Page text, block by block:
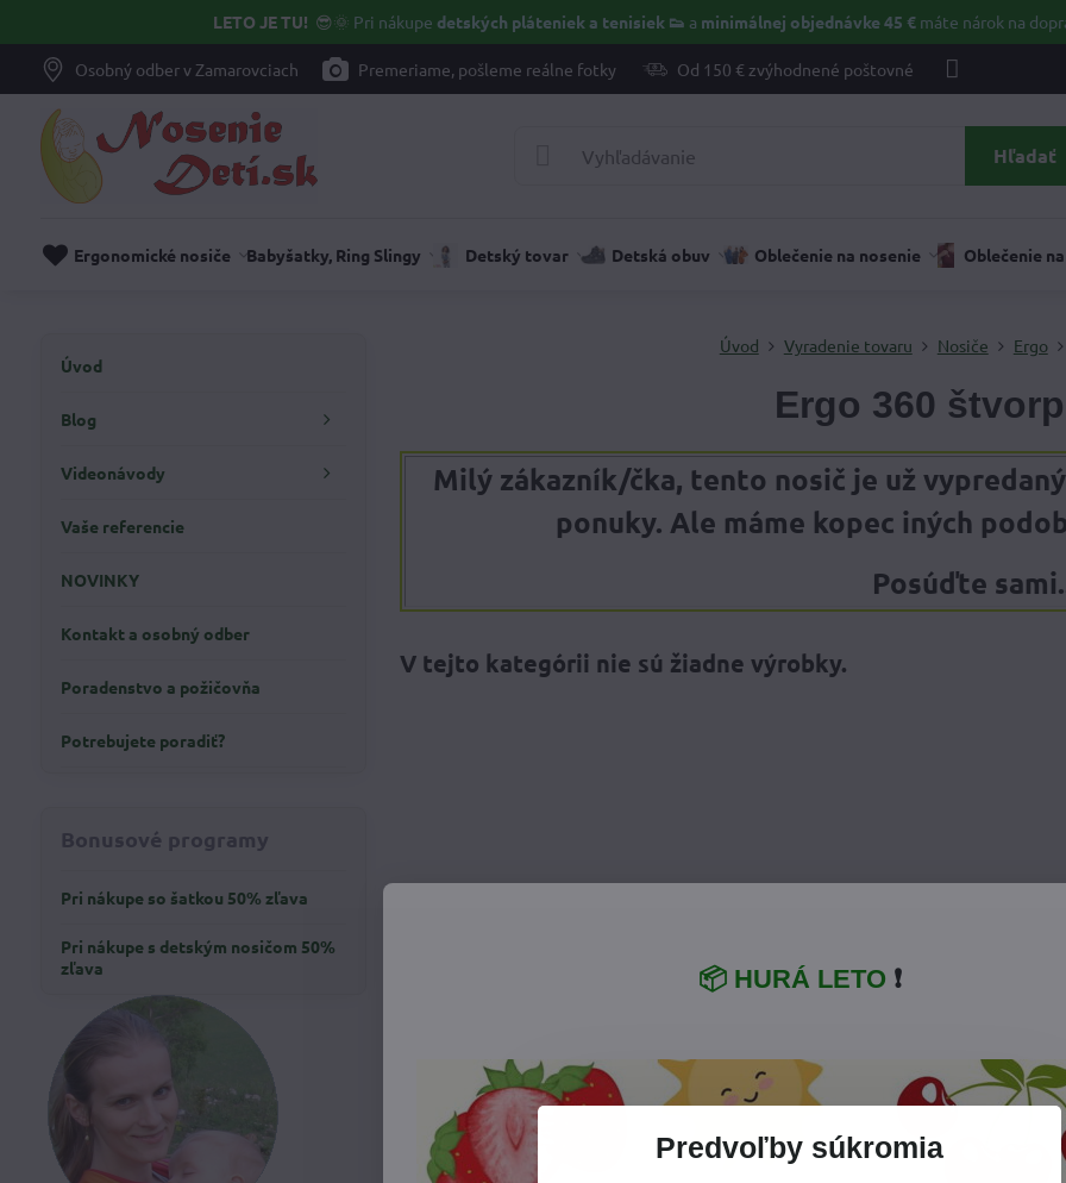
LETO JE TU! 😎🌞 Pri nákupe detských pláteniek a tenisiek 👟 a minimálnej objednávke 45 €máte nárok na
Osobný odber v Zamarovciach Premeriame, pošleme reálne fotky Od 150 € zvýhodnené poštovné
Hľadať
Ergonomické nosiče Babyšatky, Ring Slingy Detský tovar Detská obuv Oblečenie na nosenie Oblečenie
Úvod Vyradenie tovaru Nosiče Ergo
Ergo 360
Milý zákazník/čka, tento nosič je už
ponuky. Ale máme kopec iných
Posúďte
Úvod
Blog
Videonávody
Vaše referencie
NOVINKY
Kontakt a osobný odber
Poradenstvo a požičovňa
Potrebujete poradiť?
Bonusové programy
Pri nákupe so šatkou 50% zľava
Pri nákupe s detským nosičom 50%
zľava
Predvoľby súkromia
📦 HURÁ LETO ❗